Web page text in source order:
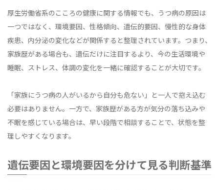
厚生労働省系のこころの健康に関する情報でも、うつ病の原因は
一つではなく、環境要因、性格傾向、遺伝的要因、慢性的な身体
疾患、内分泌の変化などが関係すると整理されています。つまり、
家族歴がある場合も、遺伝だけに注目するより、今の生活環境や
睡眠、ストレス、体調の変化を一緒に確認することが大切です。
「家族にうつ病の人がいるから自分も危ない」と一人で抱え込む
必要はありません。一方で、家族歴がある方が気分の落ち込みや
不眠を感じている場合は、早い段階で相談することで、状態を整
理しやすくなります。
遺伝要因と環境要因を分けて見る判断基準